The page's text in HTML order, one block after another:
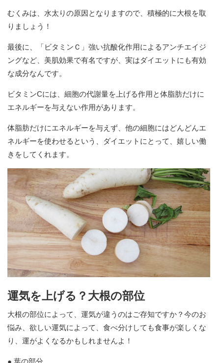
むくみは、水太りの原因となりますので、積極的に大根を取
りましょう！
最後に、「ビタミンＣ」強い抗酸化作用によるアンチエイジ
ングなど、美肌効果で有名ですが、実はダイエットにも有効
な成分なんです。
ビタミンCには、細胞の代謝量を上げる作用と体脂肪だけに
エネルギーを与えない作用があります。
体脂肪だけにエネルギーを与えず、他の細胞にはどんどんエ
ネルギーを使わせるという、ダイエットにとって、嬉しい働
きをしてくれます。
運気を上げる？大根の部位
大根の部位によって、運気が違うのはご存知ですか？今のお
悩み、欲しい運気によって、食べ分けしても食事が楽しくな
り、運がよくなるかもしれませんよ！
● 葉の部分